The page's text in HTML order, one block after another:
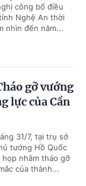
công bố điều
Nghệ An thời
nhìn đến năm...
gỡ vướng
lực của Cần
31/7, tại trụ sở
tướng Hồ Quốc
nhằm tháo gỡ
của thành...